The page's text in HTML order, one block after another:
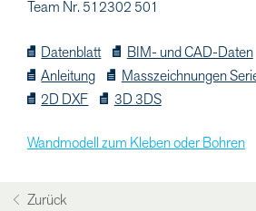
Team Nr. 512302 501
Datenblatt BIM- und CAD-Daten
Anleitung
Masszeichnungen
2D DXF
3D 3DS
Wandmodell zum Kleben oder Bohren
Zurück